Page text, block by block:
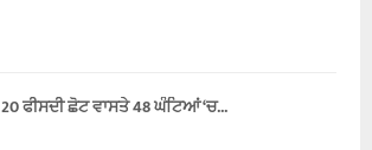
20 ਫੀਸਦੀ ਛੋਟ ਵਾਸਤੇ 48 ਘੰਟਿਆਂ ‘ਚ...